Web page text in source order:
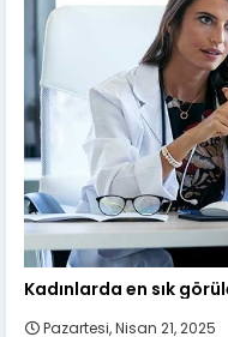
Kadın Sağlığı
Kadınlarda en sık
Pazartesi, Nisan 21, 2025